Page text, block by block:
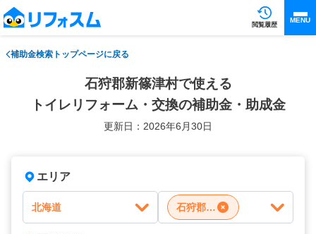
閲覧履歴
MENU
補助金検索トップページに戻る
石狩郡新篠津村で使える
トイレリフォーム・交換の補助金・助成金
更新日：2026年6月30日
エリア
北海道 石狩郡新篠津村